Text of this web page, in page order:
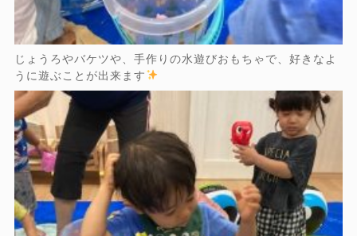
じょうろやバケツや、手作りの水遊びおもちゃで、好きなよ
うに遊ぶことが出来ます